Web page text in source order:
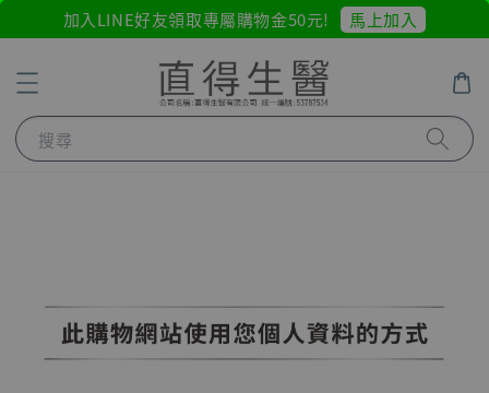
加入LINE好友領取專屬購物金50元! 馬上加入
搜尋